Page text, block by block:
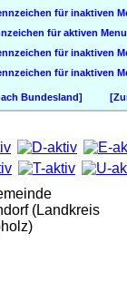
Bundesland]